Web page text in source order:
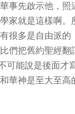
事先啟示他，照
家就是這樣啊。
很多是自由派的
們把舊約聖經翻
可能說是後面才
華神是至大至高